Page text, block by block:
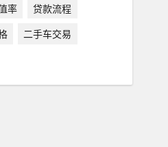
率
贷款流程
二手车交易